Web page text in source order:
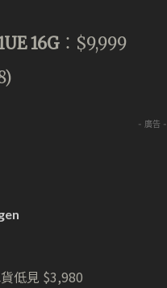
16G ：$9,999
- 廣告 -
低見 $3,980